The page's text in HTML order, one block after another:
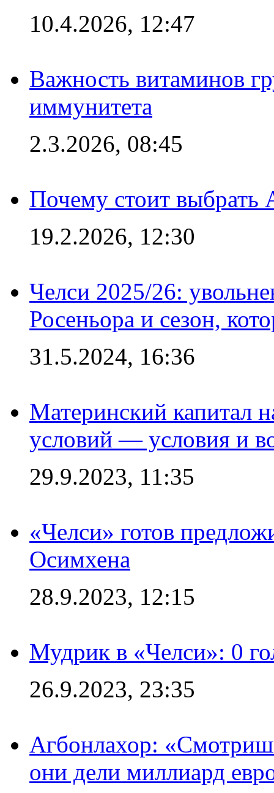
10.4.2026, 12:47
Важность витаминов
иммунитета
2.3.2026, 08:45
Почему стоит выбрать
19.2.2026, 12:30
Челси 2025/26:
Росеньора и сезон,
31.5.2024, 16:36
Материнский капитал
условий — условия и
29.9.2023, 11:35
«Челси» готов
Осимхена
28.9.2023, 12:15
Мудрик в «Челси»: 0
26.9.2023, 23:35
Агбонлахор:
они дели миллиард